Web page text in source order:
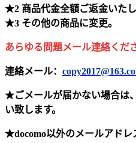
★2 商品代金全額ご返金いたし
★3 その他の商品に変更。
あらゆる問題メール連絡くだ
連絡メール：
★ごメールが届かない場合は
い致します。
★docomo以外のメールアドレ